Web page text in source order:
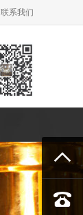
联系我们

